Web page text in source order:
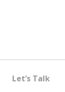
Let’s Talk